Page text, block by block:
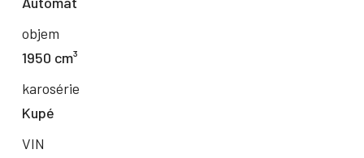
objem
1950 cm³
karosérie
Kupé
VIN